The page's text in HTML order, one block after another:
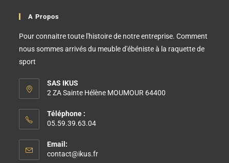
A Propos
Pour connaitre toute l'histoire de notre entreprise. Comment
nous sommes arrivés du meuble d'ébéniste à la raquette de
sport
SAS IKUS
2 ZA Sainte Hélène MOUMOUR 64400
Téléphone :
05.59.39.63.04
Email:
contact@ikus.fr